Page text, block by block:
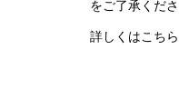
をご了承くださ
詳しくはこちら